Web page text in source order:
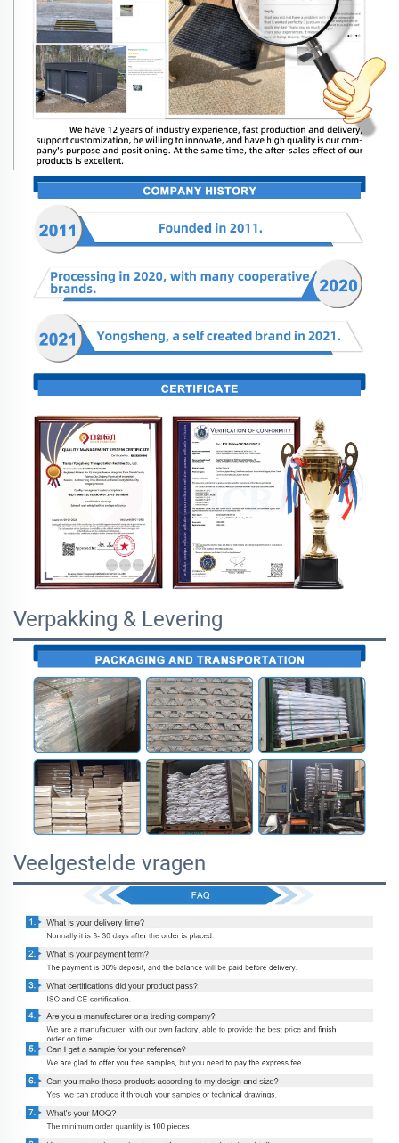
Verpakking & Levering
Veelgestelde vragen